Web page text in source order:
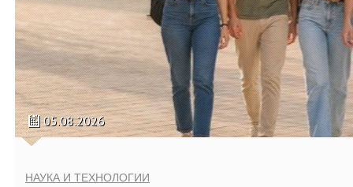
05.08.2026
НАУКА И ТЕХНОЛОГИИ